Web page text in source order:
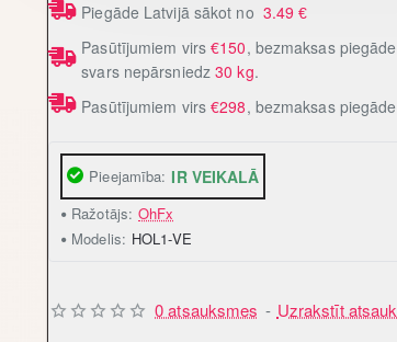
Pieejamība: IR VEIKALĀ
Ražotājs: OhFx
Modelis: HOL1-VE
0 atsauksmes - Uzrakstīt
Piegāde Latvijā sākot no 3.49€
Pasūtījumiem virs€150, bezmaksas
svars nepārsniedz30 kg.
Pasūtījumiem virs€298, bezmaksas